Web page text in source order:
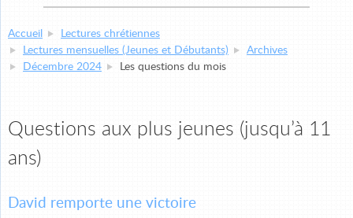
Accueil
Lectures chrétiennes
Lectures mensuelles (Jeunes et Débutants)
Archives
Décembre 2024
Les questions du mois
Questions aux plus jeunes (jusqu’à 11
ans)
David remporte une victoire